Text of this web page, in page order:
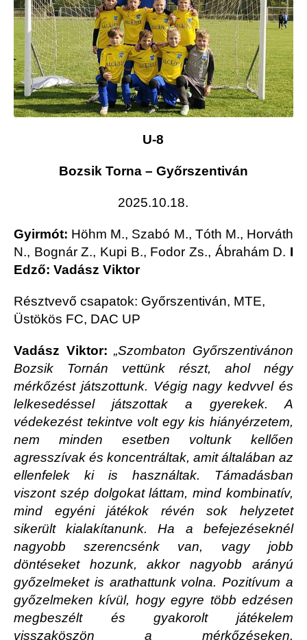
U-8
Bozsik Torna – Győrszentiván
2025.10.18.
Gyirmót: Höhm M., Szabó M., Tóth M., Horváth
N., Bognár Z., Kupi B., Fodor Zs., Ábrahám D. I
Edző: Vadász Viktor
Résztvevő csapatok: Győrszentiván, MTE,
Üstökös FC, DAC UP
Vadász Viktor:„Szombaton Győrszentivánon
Bozsik Tornán vettünk részt, ahol négy
mérkőzést játszottunk. Végig nagy kedvvel és
lelkesedéssel játszottak a gyerekek. A
védekezést tekintve volt egy kis hiányérzetem,
nem minden esetben voltunk kellően
agresszívak és koncentráltak, amit általában az
ellenfelek ki is használtak. Támadásban
viszont szép dolgokat láttam, mind kombinatív,
mind egyéni játékok révén sok helyzetet
sikerült kialakítanunk. Ha a befejezéseknél
nagyobb szerencsénk van, vagy jobb
döntéseket hozunk, akkor nagyobb arányú
győzelmeket is arathattunk volna. Pozitívum a
győzelmeken kívül, hogy egyre több edzésen
megbeszélt és gyakorolt játékelem
visszaköszön a mérkőzéseken.